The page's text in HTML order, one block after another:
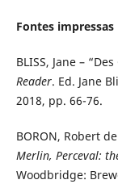
Fontes impressas
BLISS, Jane –
Reader. Ed. Jane
2018, pp. 66-76.
BORON, Robert
Merlin, Perceval:
Woodbridge: